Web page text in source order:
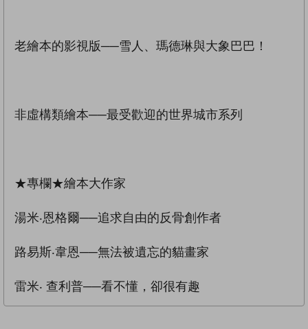
老繪本的影視版──雪人、瑪德琳與大象巴巴！
非虛構類繪本──最受歡迎的世界城市系列
★專欄★繪本大作家
湯米‧恩格爾──追求自由的反骨創作者
路易斯‧韋恩──無法被遺忘的貓畫家
雷米‧ 查利普──看不懂，卻很有趣